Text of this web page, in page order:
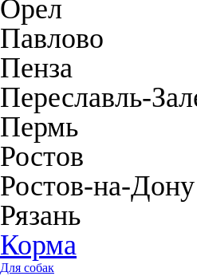
Орел
Павлово
Пенза
Переславль-
Пермь
Ростов
Ростов-на-Дону
Рязань
Корма
Для собак